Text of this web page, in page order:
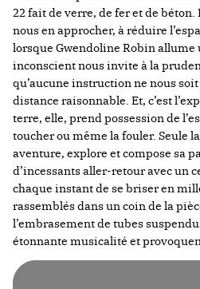
22 fait de verre, de fer et de
nous en approcher, à réduire
lorsque Gwendoline Robin allume
inconscient nous invite à la
qu’aucune instruction ne nous
distance raisonnable. Et, c’est
terre, elle, prend possession de
toucher ou même la fouler. Seule
aventure, explore et compose sa
d’incessants aller-retour avec un
chaque instant de se briser en
rassemblés dans un coin de la
l’embrasement de tubes
étonnante musicalité et